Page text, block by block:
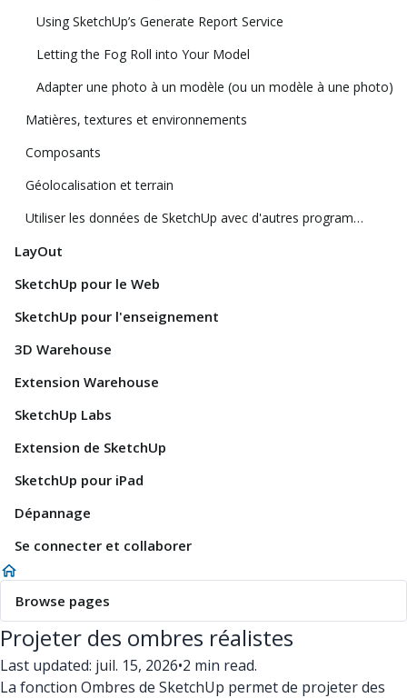
Using SketchUp’s Generate Report Service
Letting the Fog Roll into Your Model
Adapter une photo à un modèle (ou un modèle à une photo)
Matières, textures et environnements
Composants
Géolocalisation et terrain
Utiliser les données de SketchUp avec d'autres programmes ou outils de modélisation
LayOut
SketchUp pour le Web
SketchUp pour l'enseignement
3D Warehouse
Extension Warehouse
SketchUp Labs
Extension de SketchUp
SketchUp pour iPad
Dépannage
Se connecter et collaborer
Browse pages
Projeter des ombres réalistes
Last updated: juil. 15, 2026•2 min read.
La fonction Ombres de SketchUp permet de projeter des